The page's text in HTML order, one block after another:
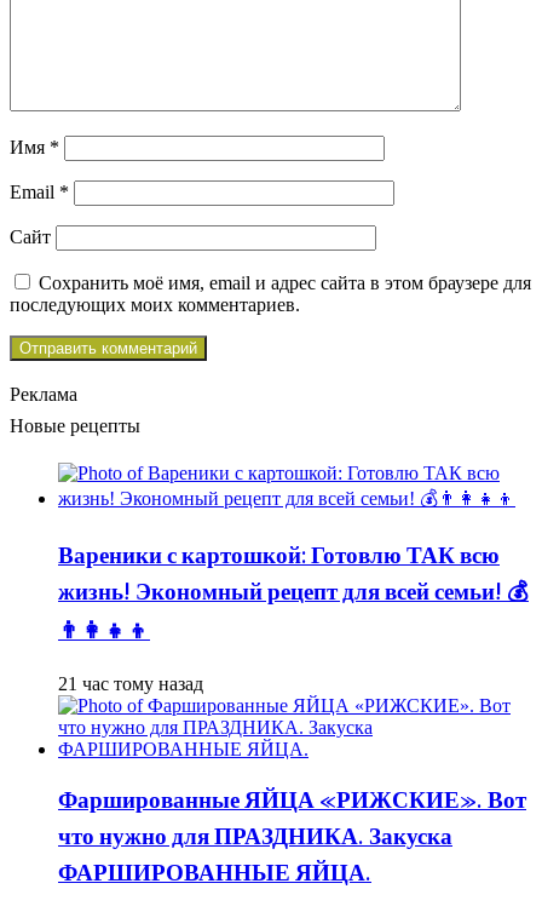
Имя *
Email *
Сайт
Сохранить моё имя, email и адрес сайта в этом браузере для
последующих моих комментариев.
Реклама
Новые рецепты
Вареники с картошкой: Готовлю ТАК всю
жизнь! Экономный рецепт для всей семьи! 💰
👨👩👧👦
21 час тому назад
Фаршированные ЯЙЦА «РИЖСКИЕ». Вот
что нужно для ПРАЗДНИКА. Закуска
ФАРШИРОВАННЫЕ ЯЙЦА.